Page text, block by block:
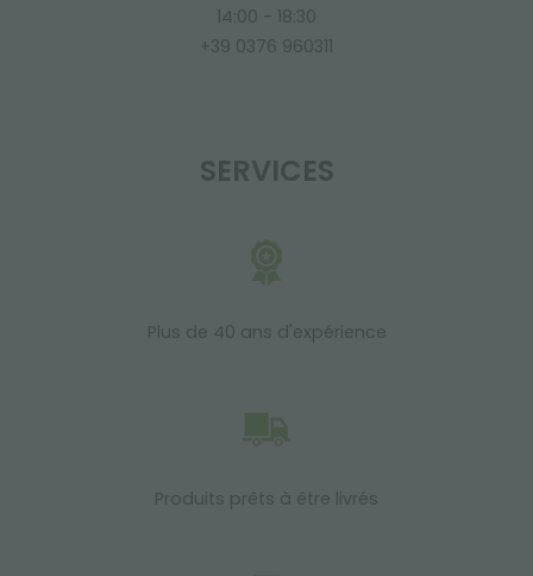
14:00 - 18:30
+39 0376 960311
SERVICES
Plus de 40 ans d'expérience
Produits prêts à être livrés